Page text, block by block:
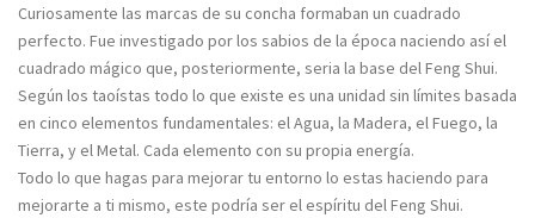
Curiosamente las marcas de su concha formaban un cuadrado
perfecto. Fue investigado por los sabios de la época naciendo así el
cuadrado mágico que, posteriormente, seria la base del Feng Shui.
Según los taoístas todo lo que existe es una unidad sin límites basada
en cinco elementos fundamentales: el Agua, la Madera, el Fuego, la
Tierra, y el Metal. Cada elemento con su propia energía.
Todo lo que hagas para mejorar tu entorno lo estas haciendo para
mejorarte a ti mismo, este podría ser el espíritu del Feng Shui.